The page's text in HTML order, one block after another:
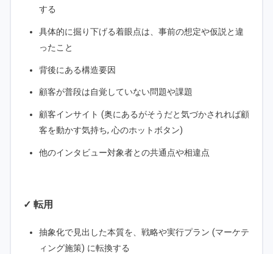
する
具体的に掘り下げる着眼点は、事前の想定や仮説と違
ったこと
背後にある構造要因
顧客が普段は自覚していない問題や課題
顧客インサイト (奥にあるがそうだと気づかされれば顧
客を動かす気持ち, 心のホットボタン)
他のインタビュー対象者との共通点や相違点
✓ 転用
抽象化で見出した本質を、戦略や実行プラン (マーケテ
ィング施策) に転換する